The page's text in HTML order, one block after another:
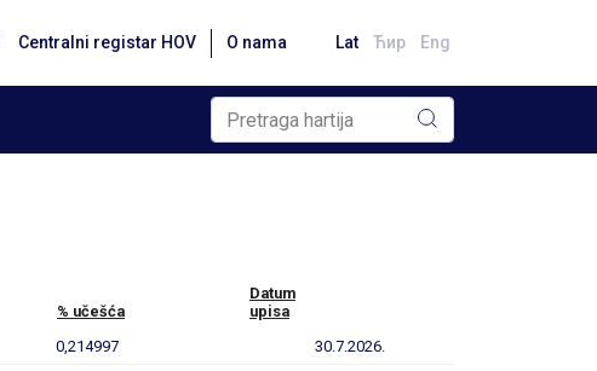
Centralni registar HOV O nama Lat Ћир Eng
% učešća
Datum
upisa
0,214997 30.7.2026.